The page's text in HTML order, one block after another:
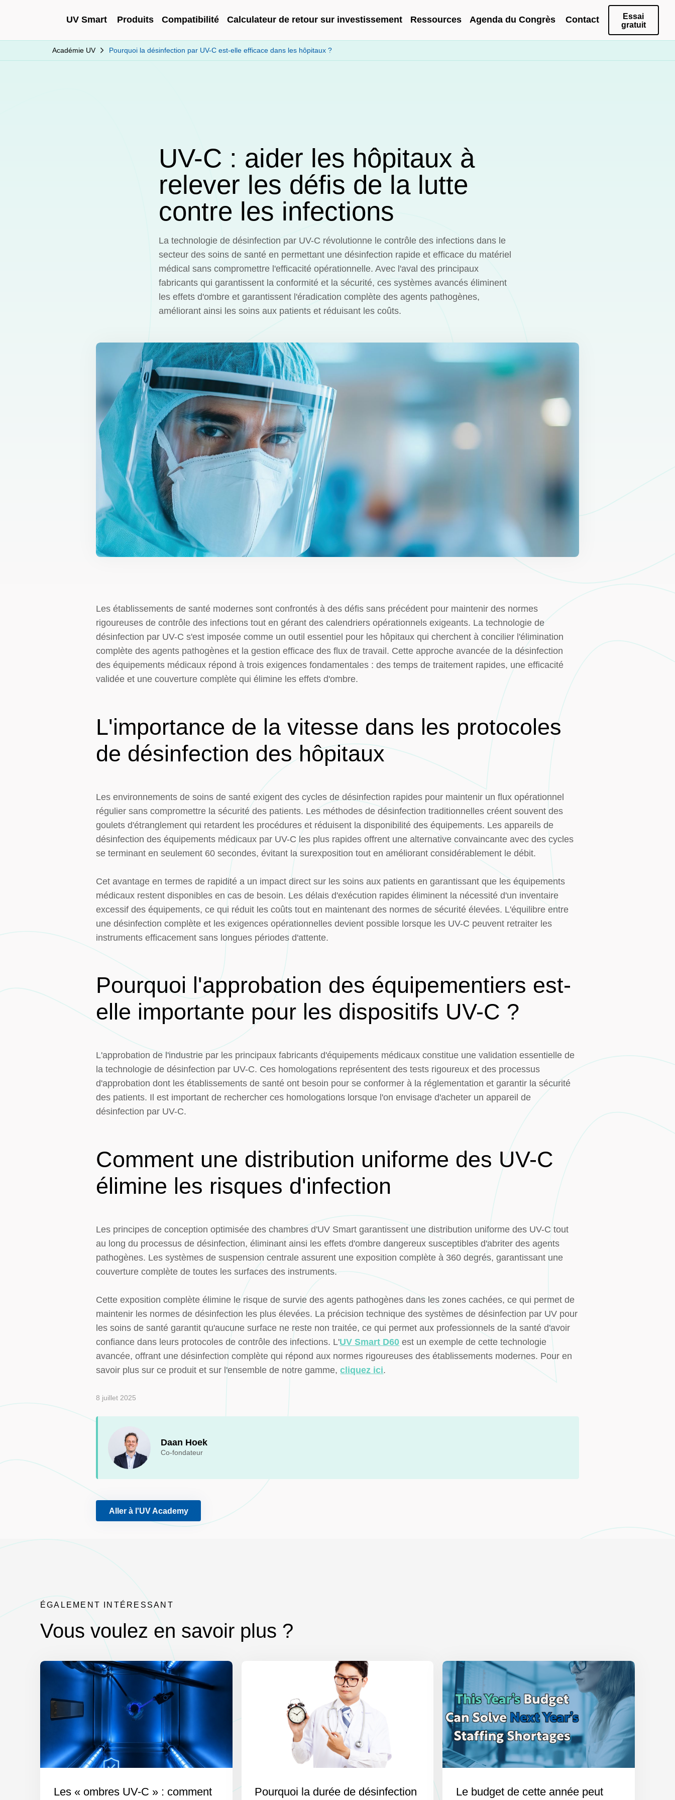
UV Smart Produits Compatibilité Calculateur de retour sur investissement Ressources Agenda du Congrès Contact
Essai
gratuit
Académie UV Pourquoi la désinfection par UV-C est-elle efficace dans les hôpitaux ?
UV-C : aider les hôpitaux à
relever les défis de la lutte
contre les infections
La technologie de désinfection par UV-C révolutionne le contrôle des infections dans le
secteur des soins de santé en permettant une désinfection rapide et efficace du matériel
médical sans compromettre l'efficacité opérationnelle. Avec l'aval des principaux
fabricants qui garantissent la conformité et la sécurité, ces systèmes avancés éliminent
les effets d'ombre et garantissent l'éradication complète des agents pathogènes,
améliorant ainsi les soins aux patients et réduisant les coûts.
Les établissements de santé modernes sont confrontés à des défis sans précédent pour maintenir des normes
rigoureuses de contrôle des infections tout en gérant des calendriers opérationnels exigeants. La technologie de
désinfection par UV-C s'est imposée comme un outil essentiel pour les hôpitaux qui cherchent à concilier l'élimination
complète des agents pathogènes et la gestion efficace des flux de travail. Cette approche avancée de la désinfection
des équipements médicaux répond à trois exigences fondamentales : des temps de traitement rapides, une efficacité
validée et une couverture complète qui élimine les effets d'ombre.
L'importance de la vitesse dans les protocoles
de désinfection des hôpitaux
Les environnements de soins de santé exigent des cycles de désinfection rapides pour maintenir un flux opérationnel
régulier sans compromettre la sécurité des patients. Les méthodes de désinfection traditionnelles créent souvent des
goulets d'étranglement qui retardent les procédures et réduisent la disponibilité des équipements. Les appareils de
désinfection des équipements médicaux par UV-C les plus rapides offrent une alternative convaincante avec des cycles
se terminant en seulement 60 secondes, évitant la surexposition tout en améliorant considérablement le débit.
Cet avantage en termes de rapidité a un impact direct sur les soins aux patients en garantissant que les équipements
médicaux restent disponibles en cas de besoin. Les délais d'exécution rapides éliminent la nécessité d'un inventaire
excessif des équipements, ce qui réduit les coûts tout en maintenant des normes de sécurité élevées. L'équilibre entre
une désinfection complète et les exigences opérationnelles devient possible lorsque les UV-C peuvent retraiter les
instruments efficacement sans longues périodes d'attente.
Pourquoi l'approbation des équipementiers est-
elle importante pour les dispositifs UV-C ?
L'approbation de l'industrie par les principaux fabricants d'équipements médicaux constitue une validation essentielle de
la technologie de désinfection par UV-C. Ces homologations représentent des tests rigoureux et des processus
d'approbation dont les établissements de santé ont besoin pour se conformer à la réglementation et garantir la sécurité
des patients. Il est important de rechercher ces homologations lorsque l'on envisage d'acheter un appareil de
désinfection par UV-C.
Comment une distribution uniforme des UV-C
élimine les risques d'infection
Les principes de conception optimisée des chambres d'UV Smart garantissent une distribution uniforme des UV-C tout
au long du processus de désinfection, éliminant ainsi les effets d'ombre dangereux susceptibles d'abriter des agents
pathogènes. Les systèmes de suspension centrale assurent une exposition complète à 360 degrés, garantissant une
couverture complète de toutes les surfaces des instruments.
Cette exposition complète élimine le risque de survie des agents pathogènes dans les zones cachées, ce qui permet de
maintenir les normes de désinfection les plus élevées. La précision technique des systèmes de désinfection par UV pour
les soins de santé garantit qu'aucune surface ne reste non traitée, ce qui permet aux professionnels de la santé d'avoir
confiance dans leurs protocoles de contrôle des infections. L'UV Smart D60 est un exemple de cette technologie
avancée, offrant une désinfection complète qui répond aux normes rigoureuses des établissements modernes. Pour en
savoir plus sur ce produit et sur l'ensemble de notre gamme,cliquez ici.
8 juillet 2025
Daan Hoek
Co-fondateur
Aller à l'UV Academy
ÉGALEMENT INTÉRESSANT
Vous voulez en savoir plus ?
Les « ombres UV-C » : comment
Pourquoi la durée de désinfection
Le budget de cette année peut